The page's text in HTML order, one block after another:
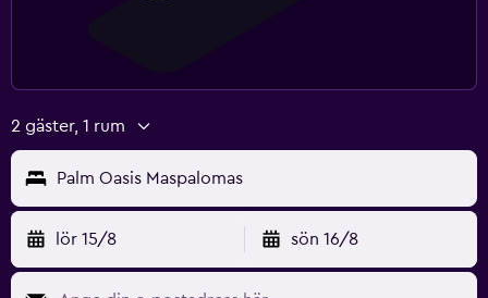
2 gäster, 1 rum
Palm Oasis Maspalomas
lör 15/8 sön 16/8